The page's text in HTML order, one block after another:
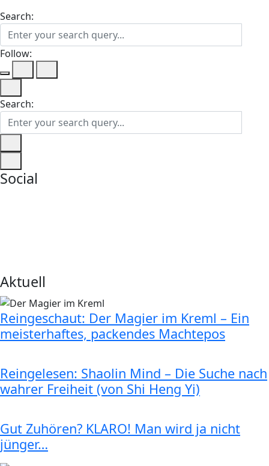
Search:
Follow:
Search:
Social
Aktuell
Reingeschaut: Der Magier im Kreml – Ein
meisterhaftes, packendes Machtepos
Reingelesen: Shaolin Mind – Die Suche nach
wahrer Freiheit (von Shi Heng Yi)
Gut Zuhören? KLARO! Man wird ja nicht
jünger…